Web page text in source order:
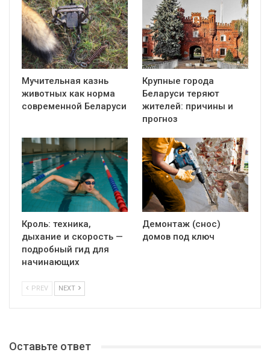
Мучительная казнь
животных как норма
современной Беларуси
Крупные города
Беларуси теряют
жителей: причины и
прогноз
Кроль: техника,
дыхание и скорость —
подробный гид для
начинающих
Демонтаж (снос)
домов под ключ
PREV NEXT
Оставьте ответ